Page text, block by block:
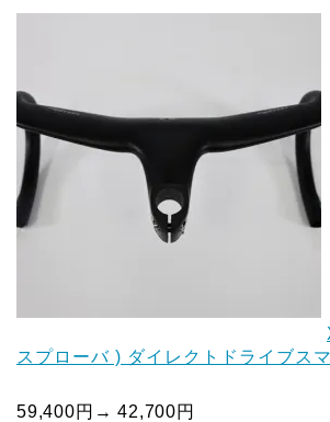
スプローバ ) ダイレクトドライブス
59,400円→ 42,700円